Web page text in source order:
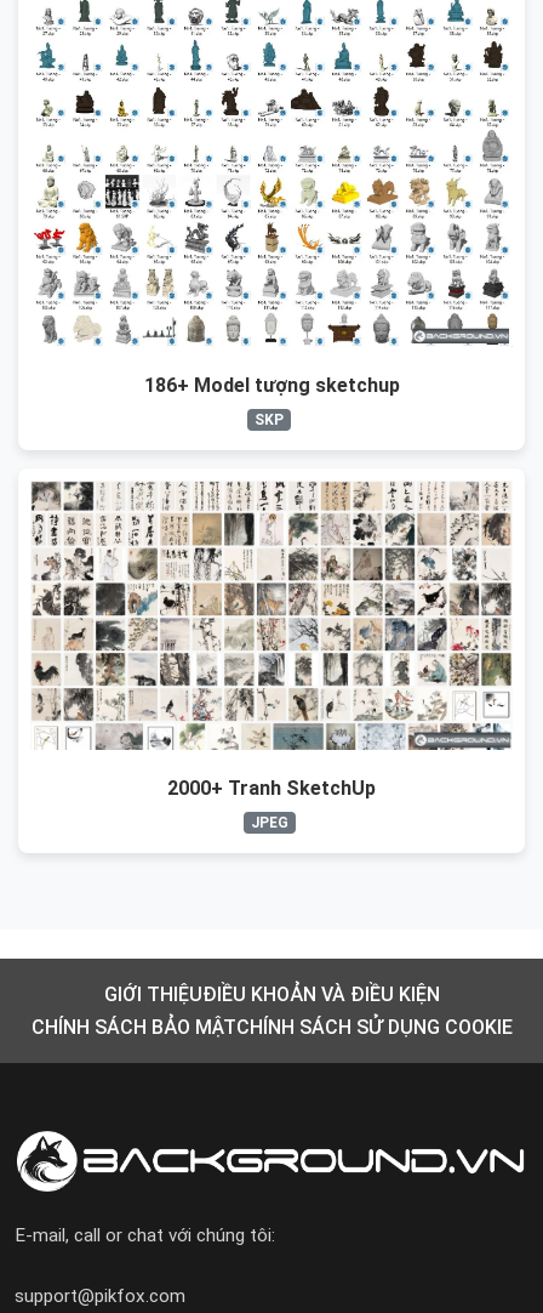
186+ Model tượng sketchup
SKP
2000+ Tranh SketchUp
JPEG
GIỚI THIỆUĐIỀU KHOẢN VÀ ĐIỀU KIỆN
CHÍNH SÁCH BẢO MẬTCHÍNH SÁCH SỬ DỤNG COOKIE
E-mail, call or chat với chúng tôi:
support@pikfox.com